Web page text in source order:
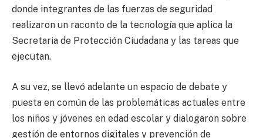
donde integrantes de las fuerzas de seguridad
realizaron un raconto de la tecnología que aplica la
Secretaria de Protección Ciudadana y las tareas que
ejecutan.
A su vez, se llevó adelante un espacio de debate y
puesta en común de las problemáticas actuales entre
los niños y jóvenes en edad escolar y dialogaron sobre
gestión de entornos digitales y prevención de